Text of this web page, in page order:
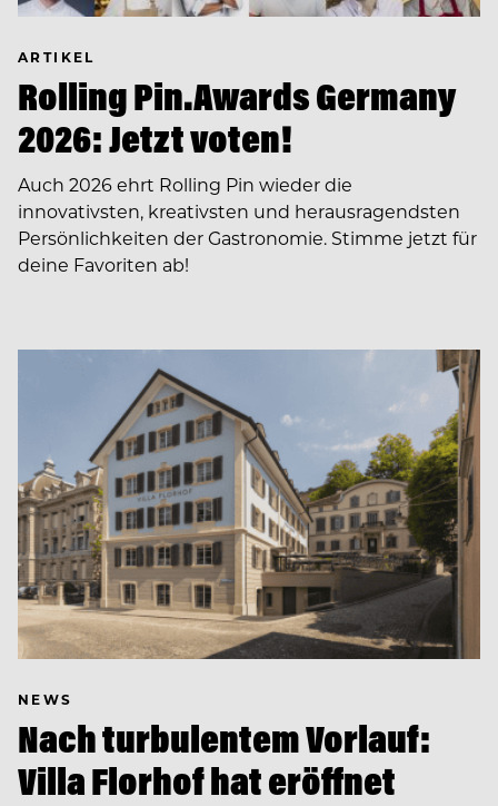
ARTIKEL
Rolling Pin.Awards Germany
2026: Jetzt voten!
Auch 2026 ehrt Rolling Pin wieder die
innovativsten, kreativsten und herausragendsten
Persönlichkeiten der Gastronomie. Stimme jetzt für
deine Favoriten ab!
NEWS
Nach turbulentem Vorlauf:
Villa Florhof hat eröffnet